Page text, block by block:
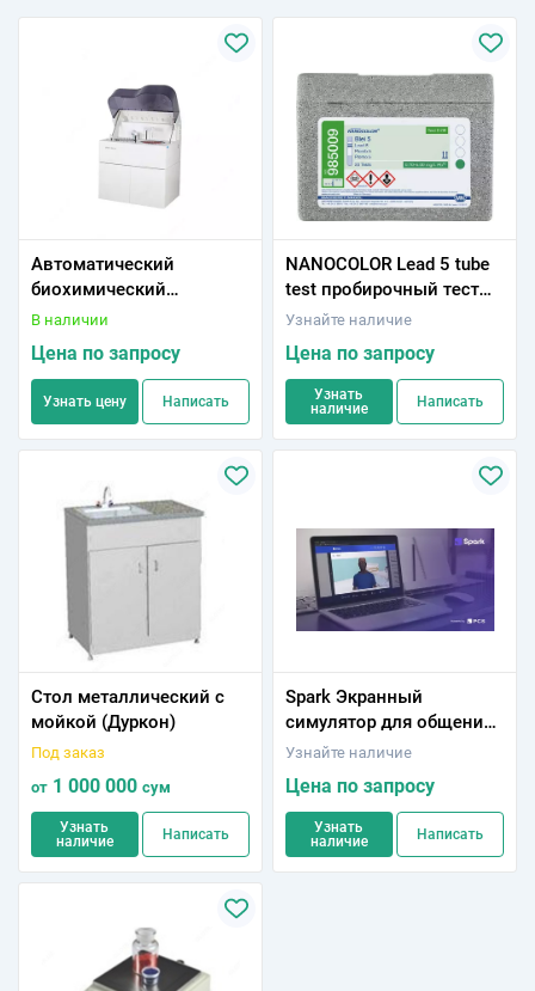
Автоматический
биохимический
анализатор
В наличии
Цена по запросу
Узнать цену Написать
NANOCOLOR Lead 5 tube
test пробирочный тест
свинец 5 диапазон
мг/л Pb2+ доста
Узнайте наличие
Цена по запросу
Узнать
наличие
Написать
Стол металлический с
мойкой (Дуркон)
Под заказ
от 1 000 000 сум
Узнать
наличие
Написать
Spark Экранный
симулятор для общения
с виртуалними
(програмный продукт)
Узнайте наличие
Цена по запросу
Узнать
наличие
Написать